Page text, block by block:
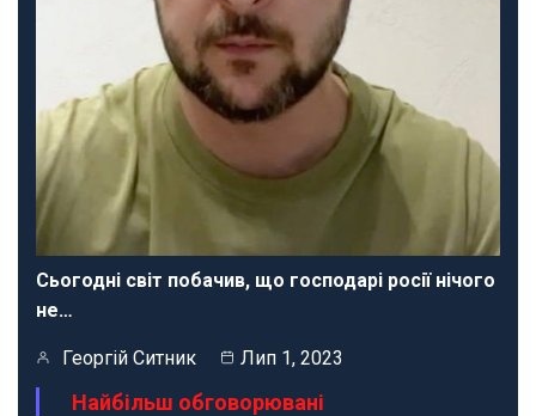
Сьогодні світ побачив, що господарі росії нічого
не…
Георгій Ситник Лип 1, 2023
Найбільш обговорювані